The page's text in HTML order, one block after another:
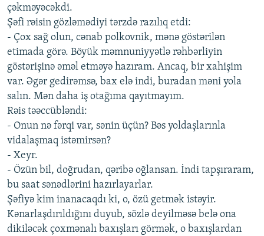
çəkməyəcəkdi.
Şəfi rəisin gözləmədiyi tərzdə razılıq etdi:
- Çox sağ olun, cənab polkovnik, mənə göstərilən
etimada görə. Böyük məmnuniyyətlə rəhbərliyin
göstərişinə əməl etməyə hazıram. Ancaq, bir xahişim
var. Əgər gedirəmsə, bax elə indi, buradan məni yola
salın. Mən daha iş otağıma qayıtmayım.
Rəis təəccübləndi:
- Onun nə fərqi var, sənin üçün? Bəs yoldaşlarınla
vidalaşmaq istəmirsən?
- Xeyr.
- Özün bil, doğrudan, qəribə oğlansan. İndi tapşıraram,
bu saat sənədlərini hazırlayarlar.
Şəfiyə kim inanacaqdı ki, o, özü getmək istəyir.
Kənarlaşdırıldığını duyub, sözlə deyilməsə belə ona
dikiləcək çoxmənalı baxışları görmək, o baxışlardan